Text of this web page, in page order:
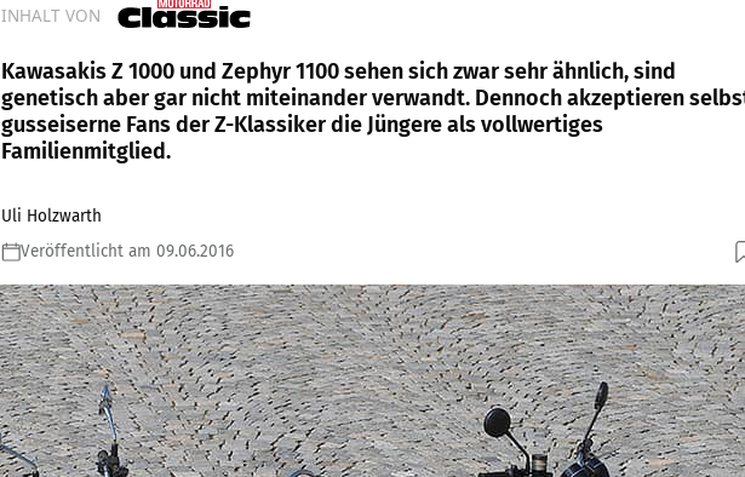
INHALT VON
Kawasakis Z 1000 und Zephyr 1100 sehen sich zwar sehr ähnlich, sind
genetisch aber gar nicht miteinander verwandt. Dennoch akzeptieren
gusseiserne Fans der Z-Klassiker die Jüngere als vollwertiges
Familienmitglied.
Uli Holzwarth
Veröffentlicht am 09.06.2016